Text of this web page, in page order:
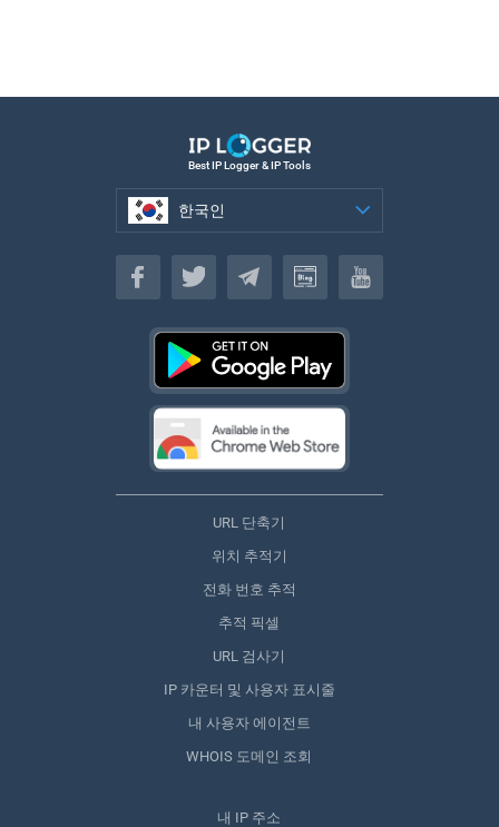
Best IP Logger & IP Tools
한국인
한국인
URL 단축기
위치 추적기
전화 번호 추적
추적 픽셀
URL 검사기
IP 카운터 및 사용자 표시줄
내 사용자 에이전트
WHOIS 도메인 조회
내 IP 주소